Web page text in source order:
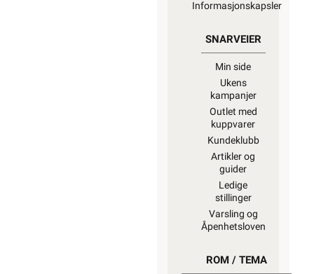
Informasjonskapsler
SNARVEIER
Min side
Ukens
kampanjer
Outlet med
kuppvarer
Kundeklubb
Artikler og
guider
Ledige
stillinger
Varsling og
Åpenhetsloven
ROM / TEMA